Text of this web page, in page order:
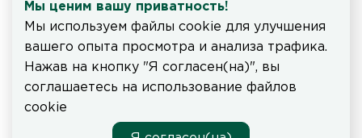
saka@saka.ee
Ознакомьтесь с часами работы ресторана и меню
Система бронирования SALBOS
Мы ценим вашу приватность!
Мы используем файлы cookie для улучшения
вашего опыта просмотра и анализа трафика.
Нажав на кнопку "Я согласен(на)", вы
соглашаетесь на использование файлов
cookie